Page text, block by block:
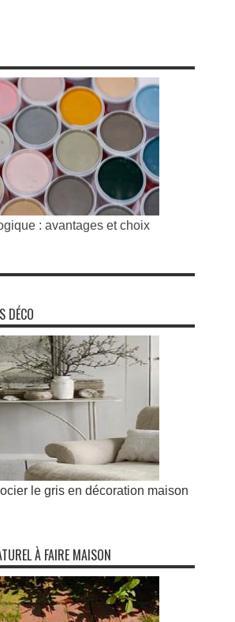
: avantages et choix
DÉCO
le gris en décoration maison
À FAIRE MAISON